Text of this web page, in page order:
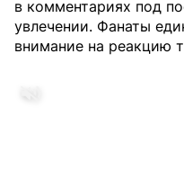
в комментариях под
увлечении. Фанаты
внимание на реакцию